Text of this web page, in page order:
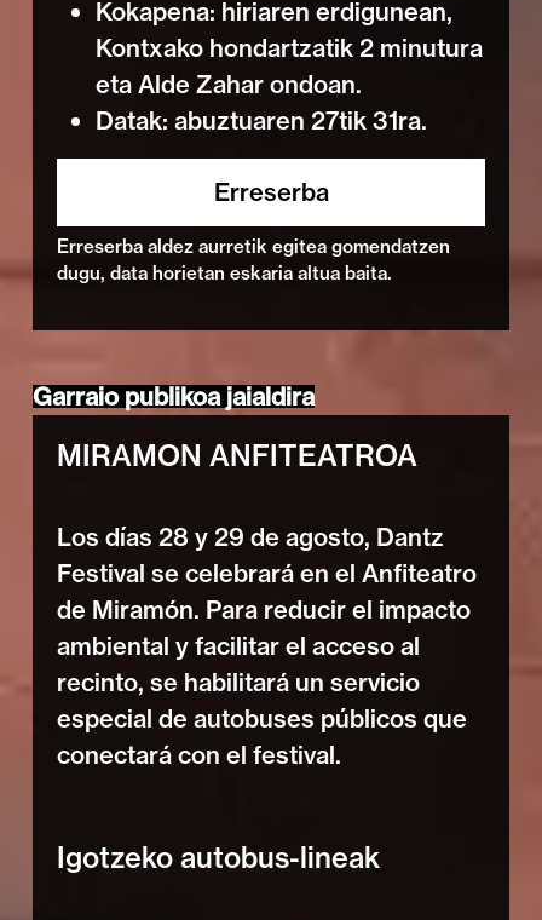
Kokapena: hiriaren erdigunean,
Kontxako hondartzatik 2 minutura
eta Alde Zahar ondoan.
Datak: abuztuaren 27tik 31ra.
Erreserba
Erreserba aldez aurretik egitea gomendatzen
dugu, data horietan eskaria altua baita.
Garraio publikoa jaialdira
MIRAMON ANFITEATROA
Los días 28 y 29 de agosto, Dantz
Festival se celebrará en el Anfiteatro
de Miramón. Para reducir el impacto
ambiental y facilitar el acceso al
recinto, se habilitará un servicio
especial de autobuses públicos que
conectará con el festival.
Igotzeko autobus-lineak